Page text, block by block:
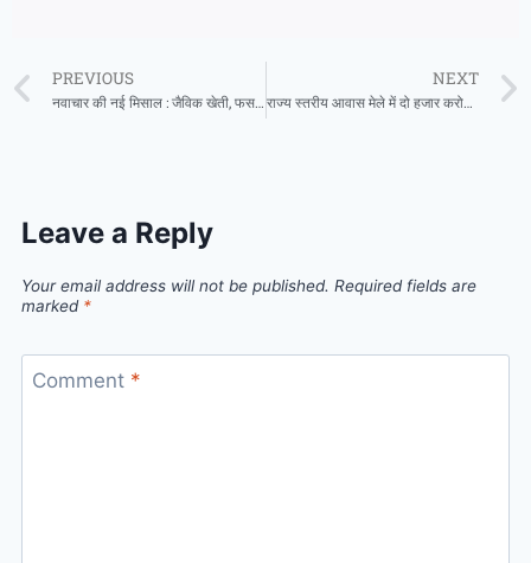
PREVIOUS
नवाचार की नई मिसाल : जैविक खेती, फसल विविधता, पशुपालन और मत्स्य पालन का एकीकृत मॉडल
NEXT
राज्य स्तरीय आवास मेले में दो हजार करोड़ की नई आवासीय योजनाओं का होगा शुभारंभ
Leave a Reply
Your email address will not be published. Required fields are
marked *
Comment *